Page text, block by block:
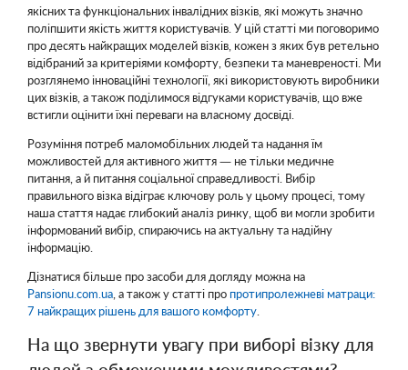
якісних та функціональних інвалідних візків, які можуть значно
поліпшити якість життя користувачів. У цій статті ми поговоримо
про десять найкращих моделей візків, кожен з яких був ретельно
відібраний за критеріями комфорту, безпеки та маневреності. Ми
розглянемо інноваційні технології, які використовують виробники
цих візків, а також поділимося відгуками користувачів, що вже
встигли оцінити їхні переваги на власному досвіді.
Розуміння потреб маломобільних людей та надання їм
можливостей для активного життя — не тільки медичне
питання, а й питання соціальної справедливості. Вибір
правильного візка відіграє ключову роль у цьому процесі, тому
наша стаття надає глибокий аналіз ринку, щоб ви могли зробити
інформований вибір, спираючись на актуальну та надійну
інформацію.
Дізнатися більше про засоби для догляду можна на
Pansionu.com.ua , а також у статті про протипролежневі матраци:
7 найкращих рішень для вашого комфорту
На що звернути увагу при виборі візку для